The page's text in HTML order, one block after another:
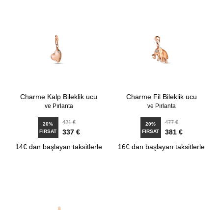
Charme Kalp Bileklik ucu
ve Pırlanta
20%
FIRSAT
421 €
337 €
14€ dan başlayan taksitlerle
Charme Fil Bileklik ucu
ve Pırlanta
20%
FIRSAT
477 €
381 €
16€ dan başlayan taksitlerle